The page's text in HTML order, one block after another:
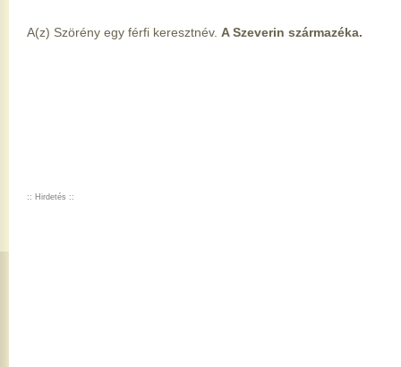
A(z) Szörény egy férfi keresztnév. A Szeverin származéka.
:: Hirdetés ::